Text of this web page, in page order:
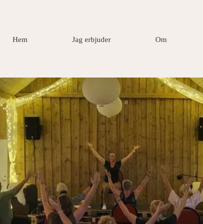
Hem Jag erbjuder Om